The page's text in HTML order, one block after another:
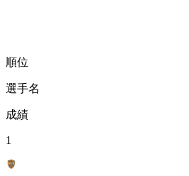
順位
選手名
成績
1